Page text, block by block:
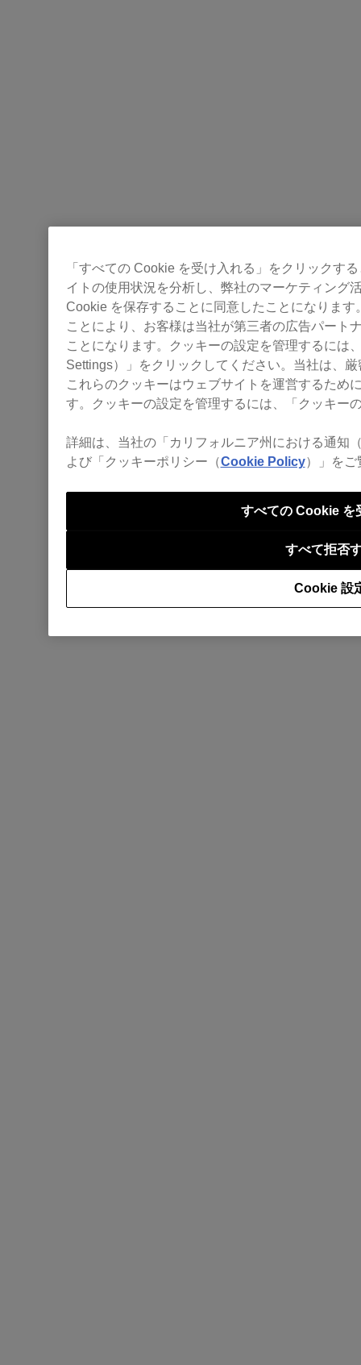
「すべての Cookie を受け入れる」をクリックす
イトの使用状況を分析し、弊社のマーケティング
Cookie を保存することに同意したことになりま
ことにより、お客様は当社が第三者の広告パート
ことになります。クッキーの設定を管理するには
Settings）」をクリックしてください。当社は、
これらのクッキーはウェブサイトを運営するため
す。クッキーの設定を管理するには、「クッキー
詳細は、当社の「カリフォルニア州における通知
よび「クッキーポリシー（Cookie Policy）」をご
Cookie 設
すべて拒否
すべての Cookie を